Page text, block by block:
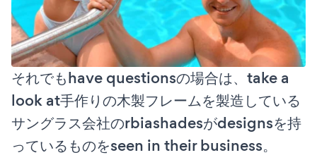
それでもhave questionsの場合は、take a
look at手作りの木製フレームを製造している
サングラス会社のrbiashadesがdesignsを持
っているものをseen in their business。